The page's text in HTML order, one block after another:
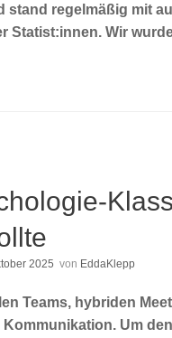
stand regelmäßig mit
Statist:innen. Wir
2025 von EddaKlepp
Teams, hybriden
Um